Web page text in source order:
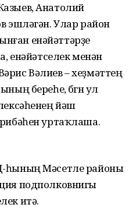
Анатолий
эшләгән. Улар район
енәйәттәрҙе
енәйәтселек менән
Вәлиев – хеҙмәттең
береһе, бөгөн ул
йәш
уртаҡлаша.
һының Мәсетле районы
подполковнигы
итә.